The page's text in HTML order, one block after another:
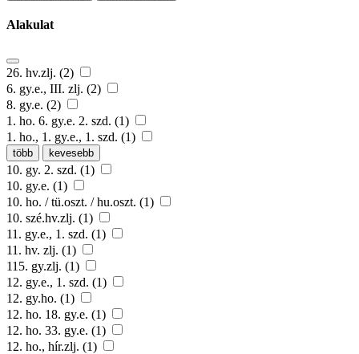
Alakulat
26. hv.zlj. (2)
6. gy.e., III. zlj. (2)
8. gy.e. (2)
1. ho. 6. gy.e. 2. szd. (1)
1. ho., 1. gy.e., 1. szd. (1)
több kevesebb
10. gy. 2. szd. (1)
10. gy.e. (1)
10. ho. / tü.oszt. / hu.oszt. (1)
10. szé.hv.zlj. (1)
11. gy.e., 1. szd. (1)
11. hv. zlj. (1)
115. gy.zlj. (1)
12. gy.e., 1. szd. (1)
12. gy.ho. (1)
12. ho. 18. gy.e. (1)
12. ho. 33. gy.e. (1)
12. ho., hír.zlj. (1)